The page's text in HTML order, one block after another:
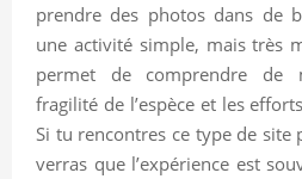
prendre des photos dans de
une activité simple, mais très
permet de comprendre de
fragilité de l’espèce et les
Si tu rencontres ce type de
verras que l’expérience est